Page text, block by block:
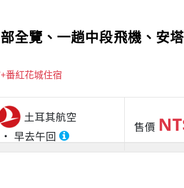
全覽、一趟中段飛機、安
番紅花城住宿
土耳其航空
早去午回
售價